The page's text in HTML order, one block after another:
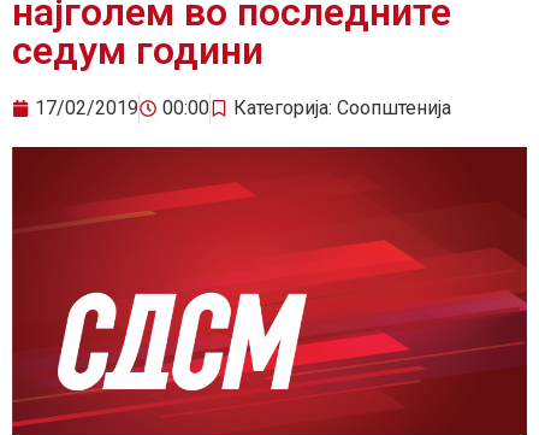
најголем во последните
седум години
17/02/2019 00:00 Категорија: Соопштенија